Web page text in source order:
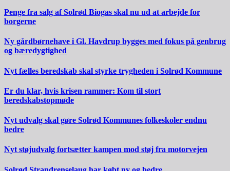
Penge fra salg af Solrød Biogas skal nu ud at arbejde for
borgerne
Ny gårdbørnehave i Gl. Havdrup bygges med fokus på genbrug
og bæredygtighed
Nyt fælles beredskab skal styrke trygheden i Solrød Kommune
Er du klar, hvis krisen rammer: Kom til stort
beredskabstopmøde
Nyt udvalg skal gøre Solrød Kommunes folkeskoler endnu
bedre
Nyt støjudvalg fortsætter kampen mod støj fra motorvejen